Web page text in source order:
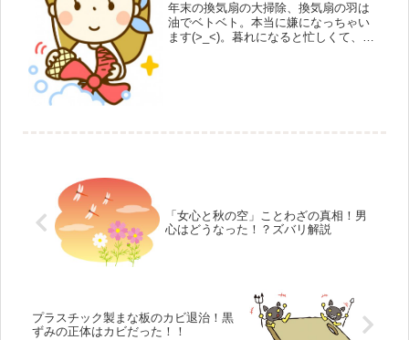
年末の換気扇の大掃除、換気扇の羽は
油でベトベト。本当に嫌になっちゃい
ます(>_<)。暮れになると忙しくて、な
「女心と秋の空」ことわざの真相！男
心はどうなった！？ズバリ解説
プラスチック製まな板のカビ退治！黒
ずみの正体はカビだった！！